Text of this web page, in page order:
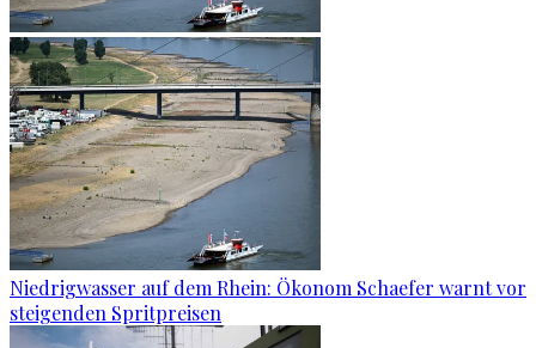
Niedrigwasser auf dem Rhein: Ökonom Schaefer warnt vor
steigenden Spritpreisen